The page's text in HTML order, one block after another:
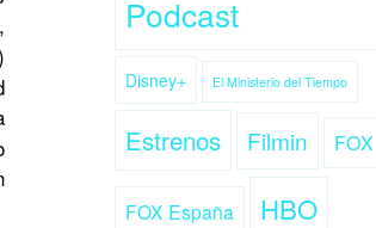
Podcast
Disney+ El Ministerio del Tiempo
Estrenos Filmin FOX
FOX España HBO